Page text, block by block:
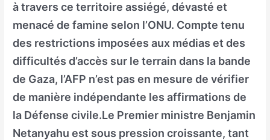
à travers ce territoire assiégé, dévasté et
menacé de famine selon l’ONU. Compte tenu
des restrictions imposées aux médias et des
difficultés d’accès sur le terrain dans la bande
de Gaza, l’AFP n’est pas en mesure de vérifier
de manière indépendante les affirmations de
la Défense civile.Le Premier ministre Benjamin
Netanyahu est sous pression croissante, tant